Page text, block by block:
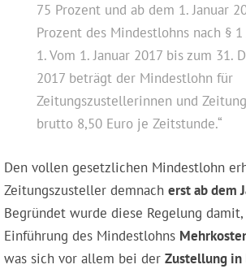
75 Prozent und ab dem 1. Januar
Prozent des Mindestlohns nach § 1
1. Vom 1. Januar 2017 bis zum 31.
2017 beträgt der Mindestlohn für
Zeitungszustellerinnen und
brutto 8,50 Euro je Zeitstunde.“
Den vollen gesetzlichen Mindestlohn
Zeitungszusteller demnach erst ab dem
Begründet wurde diese Regelung
Einführung des Mindestlohns
was sich vor allem bei der Zustellung in